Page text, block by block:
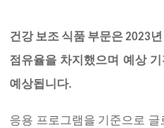
건강 보조 식품 부문은 2023
점유율을 차지했으며 예상
예상됩니다.
응용 프로그램을 기준으로 글